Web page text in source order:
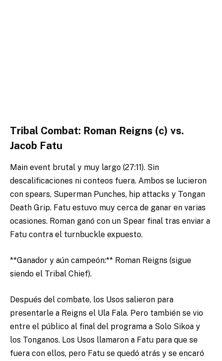
Tribal Combat: Roman Reigns (c) vs.
Jacob Fatu
Main event brutal y muy largo (27:11). Sin
descalificaciones ni conteos fuera. Ambos se lucieron
con spears, Superman Punches, hip attacks y Tongan
Death Grip. Fatu estuvo muy cerca de ganar en varias
ocasiones. Roman ganó con un Spear final tras enviar a
Fatu contra el turnbuckle expuesto.
**Ganador y aún campeón:** Roman Reigns (sigue
siendo el Tribal Chief).
Después del combate, los Usos salieron para
presentarle a Reigns el Ula Fala. Pero también se vio
entre el público al final del programa a Solo Sikoa y
los Tonganos. Los Usos llamaron a Fatu para que se
fuera con ellos, pero Fatu se quedó atrás y se encaró